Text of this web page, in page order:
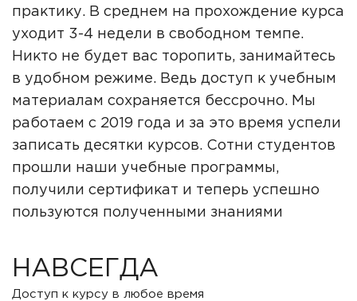
практику. В среднем на прохождение курса
уходит 3-4 недели в свободном темпе.
Никто не будет вас торопить, занимайтесь
в удобном режиме. Ведь доступ к учебным
материалам сохраняется бессрочно. Мы
работаем с 2019 года и за это время успели
записать десятки курсов. Сотни студентов
прошли наши учебные программы,
получили сертификат и теперь успешно
пользуются полученными знаниями
НАВСЕГДА
Доступ к курсу в любое время